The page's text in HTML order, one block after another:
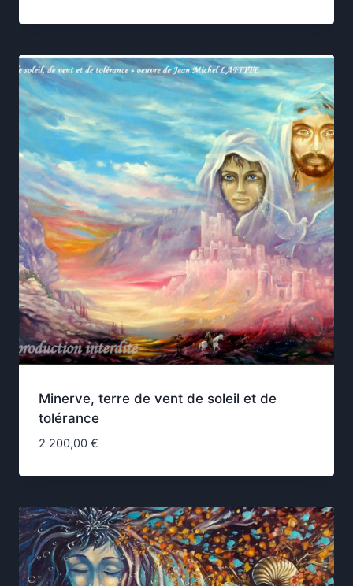
Minerve, terre de vent de soleil et de
tolérance
2 200,00 €